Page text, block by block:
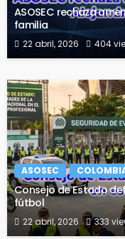
ASOSEC rechaza
familia
22 abril, 2026 404
ASOSEC
Consejo de Estado
fútbol
22 abril, 2026 333